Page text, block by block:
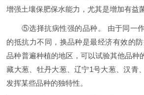
增强土壤保肥保水能力，尤其是增加有益
⑤选择抗病性强的品种。 由于同一
的抵抗力不同，换品种是最经济有效的
品种普遍种植的地区，可以试验其他品种
藏大葱、牡丹大葱、辽宁1号大葱、汉青
发挥某些品种的独特性。